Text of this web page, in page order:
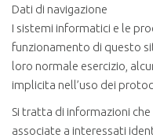
Dati di navigazione
I sistemi informatici e le
funzionamento di questo
loro normale esercizio,
implicita nell’uso dei
Si tratta di informazioni
associate a interessati